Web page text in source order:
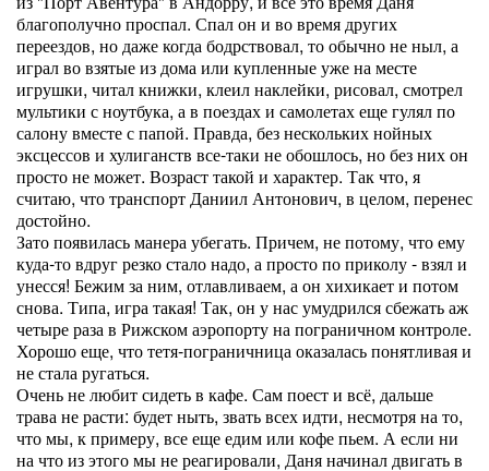
благополучно проспал. Спал он и во время других
переездов, но даже когда бодрствовал, то обычно не ныл, а
играл во взятые из дома или купленные уже на месте
игрушки, читал книжки, клеил наклейки, рисовал, смотрел
мультики с ноутбука, а в поездах и самолетах еще гулял по
салону вместе с папой. Правда, без нескольких нойных
эксцессов и хулиганств все-таки не обошлось, но без них он
просто не может. Возраст такой и характер. Так что, я
считаю, что транспорт Даниил Антонович, в целом, перенес
достойно.
Зато появилась манера убегать. Причем, не потому, что ему
куда-то вдруг резко стало надо, а просто по приколу - взял и
унесся! Бежим за ним, отлавливаем, а он хихикает и потом
снова. Типа, игра такая! Так, он у нас умудрился сбежать аж
четыре раза в Рижском аэропорту на пограничном контроле.
Хорошо еще, что тетя-пограничница оказалась понятливая и
не стала ругаться.
Очень не любит сидеть в кафе. Сам поест и всё, дальше
трава не расти: будет ныть, звать всех идти, несмотря на то,
что мы, к примеру, все еще едим или кофе пьем. А если ни
на что из этого мы не реагировали, Даня начинал двигать в